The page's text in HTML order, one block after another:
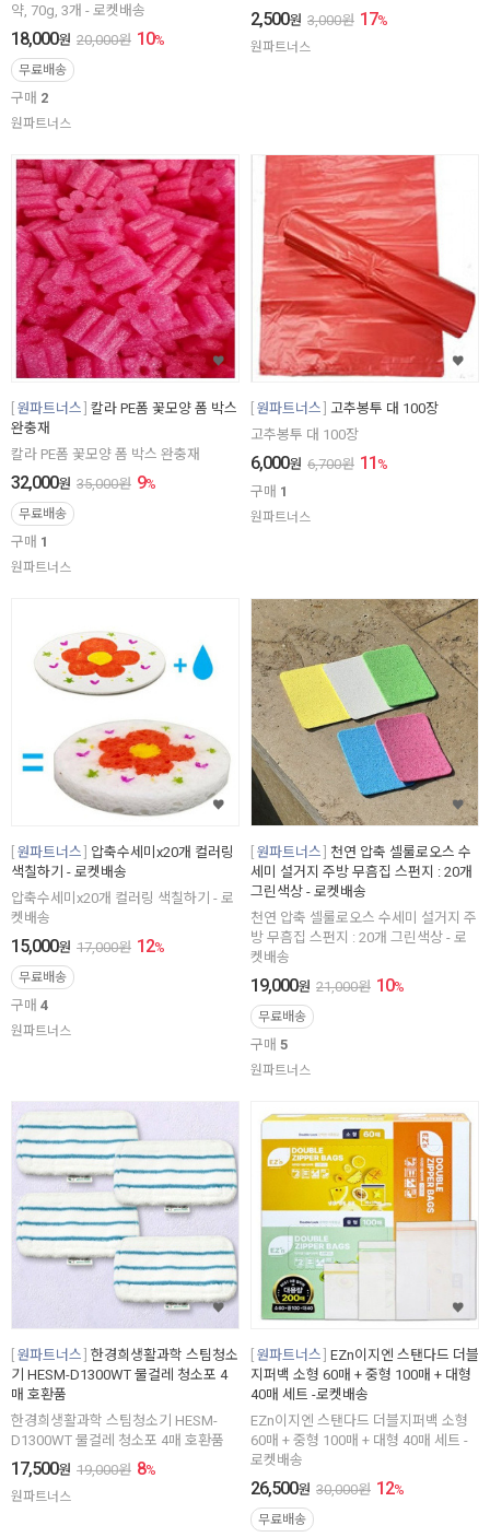
약, 70g, 3개 - 로켓배송
18,000원 20,000원 10%
무료배송
구매 2
원파트너스
2,500원 3,000원 17%
원파트너스
원파트너스 칼라 PE폼 꽃모양 폼 박스
완충재
칼라 PE폼 꽃모양 폼 박스 완충재
32,000원 35,000원 9%
무료배송
구매 1
원파트너스
원파트너스
고추봉투 대 100장
고추봉투 대 100장
6,000원 6,700원 11 %
구매 1
원파트너스
원파트너스
압축수세미x20개 컬러링
색칠하기 - 로켓배송
압축수세미x20개 컬러링 색칠하기 - 로
켓배송
15,000원 17,000원 12%
무료배송
구매 4
원파트너스
원파트너스
천연 압축 셀룰로오스 수
세미 설거지 주방 무흠집 스펀지 : 20개
그린색상 - 로켓배송
천연 압축 셀룰로오스 수세미 설거지 주
방 무흠집 스펀지 : 20개 그린색상 - 로
켓배송
19,000원 21,000원 10%
무료배송
구매 5
원파트너스
원파트너스 한경희생활과학 스팀청소
기 HESM-D1300WT 물걸레 청소포 4
매 호환품
한경희생활과학 스팀청소기 HESM-
D1300WT 물걸레 청소포 4매 호환품
17,500원 19,000원 8%
원파트너스
원파트너스 EZn이지엔 스탠다드 더블
지퍼백 소형 60매 + 중형 100매 + 대형
40매 세트 -로켓배송
EZn이지엔 스탠다드 더블지퍼백 소형
60매 + 중형 100매 + 대형 40매 세트 -
로켓배송
26,500원 30,000원 12%
무료배송